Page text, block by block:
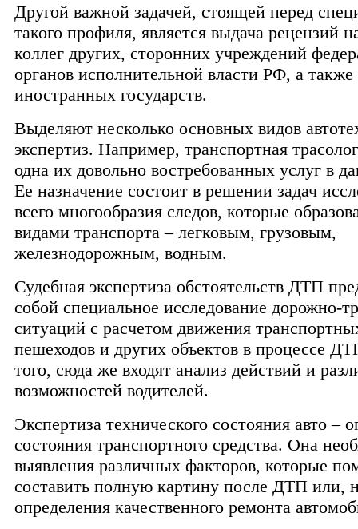
Другой важной задачей, стоящей перед
такого профиля, является выдача рецензий
коллег других, сторонних учреждений
органов исполнительной власти РФ, а также
иностранных государств.
Выделяют несколько основных видов
экспертиз. Например, транспортная
одна их довольно востребованных услуг в
Ее назначение состоит в решении задач
всего многообразия следов, которые
видами транспорта – легковым, грузовым,
железнодорожным, водным.
Судебная экспертиза обстоятельств ДТП
собой специальное исследование дорожно-
ситуаций с расчетом движения
пешеходов и других объектов в процессе
того, сюда же входят анализ действий и
возможностей водителей.
Экспертиза технического состояния авто –
состояния транспортного средства. Она
выявления различных факторов, которые
составить полную картину после ДТП или,
определения качественного ремонта